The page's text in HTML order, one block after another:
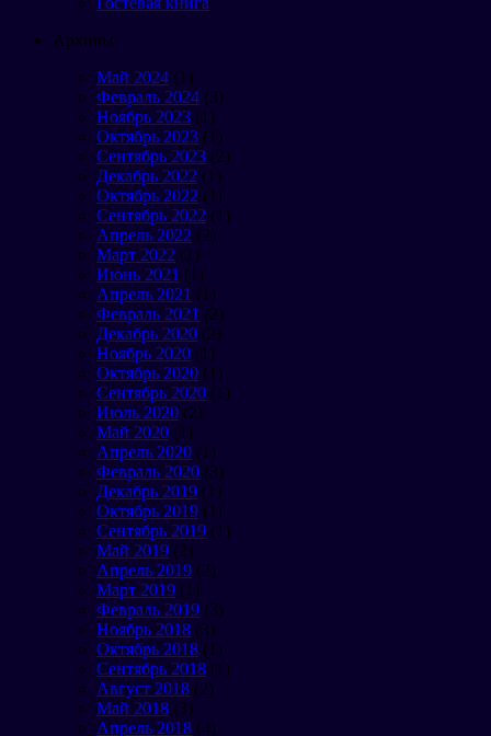
Архивы
Май 2024 (1)
Февраль 2024 (3)
Ноябрь 2023 (1)
Октябрь 2023 (1)
Сентябрь 2023 (2)
Декабрь 2022 (1)
Октябрь 2022 (1)
Сентябрь 2022 (1)
Апрель 2022 (2)
Март 2022 (1)
Июнь 2021 (1)
Апрель 2021 (1)
Февраль 2021 (2)
Декабрь 2020 (2)
Ноябрь 2020 (1)
Октябрь 2020 (1)
Сентябрь 2020 (1)
Июль 2020 (2)
Май 2020 (1)
Апрель 2020 (1)
Февраль 2020 (3)
Декабрь 2019 (1)
Октябрь 2019 (1)
Сентябрь 2019 (1)
Май 2019 (2)
Апрель 2019 (2)
Март 2019 (1)
Февраль 2019 (3)
Ноябрь 2018 (3)
Октябрь 2018 (1)
Сентябрь 2018 (1)
Август 2018 (2)
Май 2018 (3)
Апрель 2018 (4)